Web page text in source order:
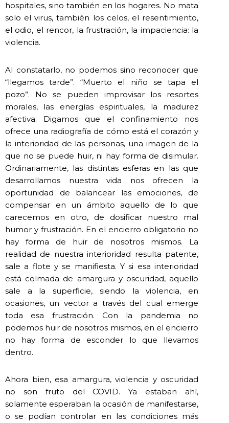
hospitales, sino también en los hogares. No mata
solo el virus, también los celos, el resentimiento,
el odio, el rencor, la frustración, la impaciencia: la
violencia.
Al constatarlo, no podemos sino reconocer que
“llegamos tarde”. “Muerto el niño se tapa el
pozo”. No se pueden improvisar los resortes
morales, las energías espirituales, la madurez
afectiva. Digamos que el confinamiento nos
ofrece una radiografía de cómo está el corazón y
la interioridad de las personas, una imagen de la
que no se puede huir, ni hay forma de disimular.
Ordinariamente, las distintas esferas en las que
desarrollamos nuestra vida nos ofrecen la
oportunidad de balancear las emociones, de
compensar en un ámbito aquello de lo que
carecemos en otro, de dosificar nuestro mal
humor y frustración. En el encierro obligatorio no
hay forma de huir de nosotros mismos. La
realidad de nuestra interioridad resulta patente,
sale a flote y se manifiesta. Y si esa interioridad
está colmada de amargura y oscuridad, aquello
sale a la superficie, siendo la violencia, en
ocasiones, un vector a través del cual emerge
toda esa frustración. Con la pandemia no
podemos huir de nosotros mismos, en el encierro
no hay forma de esconder lo que llevamos
dentro.
Ahora bien, esa amargura, violencia y oscuridad
no son fruto del COVID. Ya estaban ahí,
solamente esperaban la ocasión de manifestarse,
o se podían controlar en las condiciones más